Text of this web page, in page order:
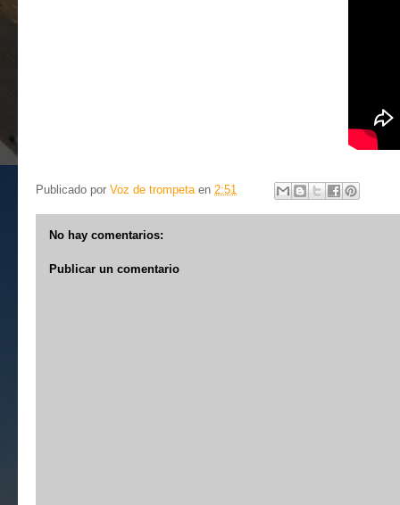
Publicado por Voz de trompeta en 2:51
No hay comentarios:
Publicar un comentario